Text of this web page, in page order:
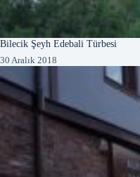
Bilecik Şeyh Edebali Türbesi
30 Aralık 2018